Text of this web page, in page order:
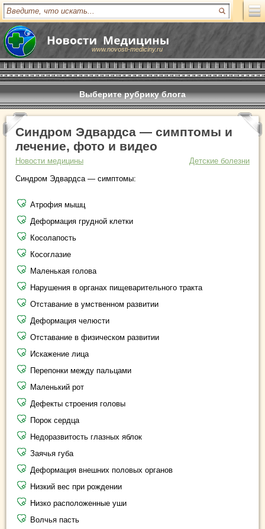
www.novosti-mediciny.ru
Выберите рубрику блога
Синдром Эдвардса — симптомы и
лечение, фото и видео
Новости медицины
Детские болезни
Синдром Эдвардса — симптомы:
Атрофия мышц
Деформация грудной клетки
Косолапость
Косоглазие
Маленькая голова
Нарушения в органах пищеварительного тракта
Отставание в умственном развитии
Деформация челюсти
Отставание в физическом развитии
Искажение лица
Перепонки между пальцами
Маленький рот
Дефекты строения головы
Порок сердца
Недоразвитость глазных яблок
Заячья губа
Деформация внешних половых органов
Низкий вес при рождении
Низко расположенные уши
Волчья пасть